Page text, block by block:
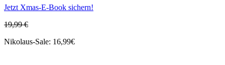
Jetzt Xmas-E-Book sichern!
19,99 €
Nikolaus-Sale: 16,99€